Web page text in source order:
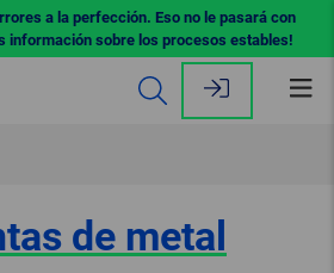
a la perfección. Eso no le pasará con
información sobre los procesos estables!
de metal